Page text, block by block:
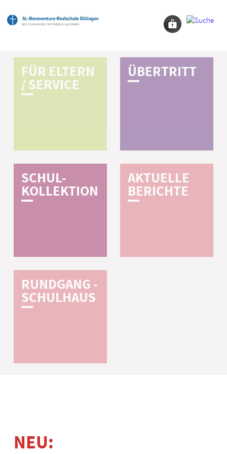
FÜR ELTERN
/ SERVICE
Ü­B­E­R­T­R­I­T­T
SCHUL-
KOLLEKTION
AKTUELLE
BERICHTE
R­U­N­D­G­A­N­G­ ­
S­C­H­U­L­H­A­U­S
NEU: